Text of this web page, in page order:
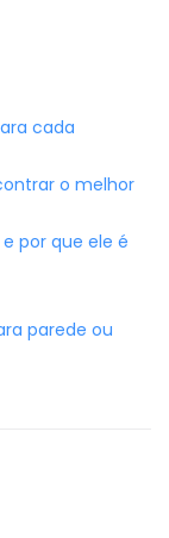
cada
o melhor
por que ele é
parede ou